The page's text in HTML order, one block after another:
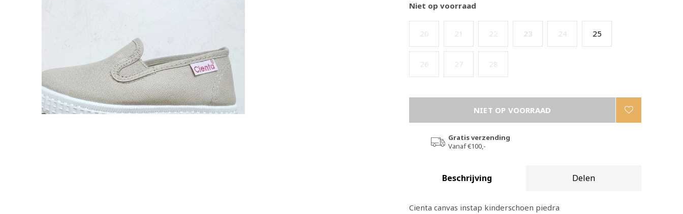
Niet op voorraad
20 21 22 23 24 25
26 27 28
NIET OP VOORRAAD
Gratis verzending
Vanaf €100,-
Beschrijving Delen
Cienta canvas instap kinderschoen piedra